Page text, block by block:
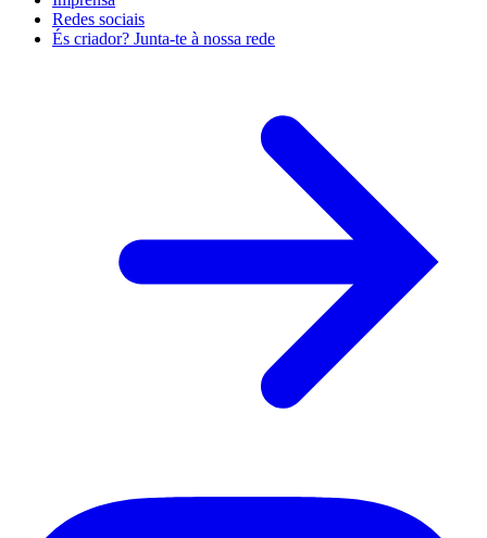
Redes sociais
És criador? Junta-te à nossa rede